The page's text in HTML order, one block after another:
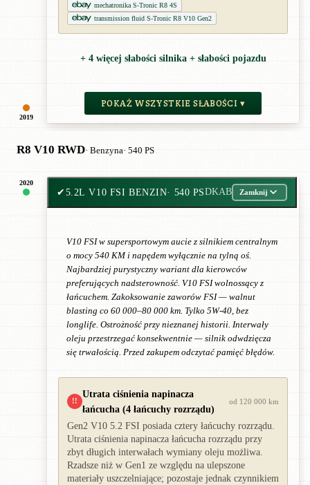
2019
mechatronika S-Tronic R8 4S
transmission fluid S-Tronic R8 V10 Gen2
+ 4 więcej słabości silnika + słabości pojazdu
POKAŻ WSZYSTKIE SŁABOŚCI ▾
R8 V10 RWD· Benzyna· 540 PS
2020
✔5.2L V10 FSI BENZIN· 540 PSDKAB Zamknij
V10 FSI w supersportowym aucie z silnikiem centralnym
o mocy 540 KM i napędem wyłącznie na tylną oś.
Najbardziej purystyczny wariant dla kierowców
preferujących nadsterowność. V10 FSI wolnossący z
łańcuchem. Zakoksowanie zaworów FSI — walnut
blasting co 60 000–80 000 km. Tylko 5W-40, bez
longlife. Ostrożność przy nieznanej historii. Interwały
oleju przestrzegać konsekwentnie — silnik odwdzięcza
się trwałością. Przed zakupem odczytać pamięć błędów.
!!
Utrata ciśnienia napinacza
łańcucha (4 łańcuchy rozrządu)
od 120 000 km
Gen2 V10 5.2 FSI posiada cztery łańcuchy rozrządu.
Utrata ciśnienia napinacza łańcucha rozrządu przy
zbyt długich interwałach wymiany oleju możliwa.
Rzadsze niż w Gen1 ze względu na ulepszone
materiały uszczelniające; pozostaje jednak czynnikiem